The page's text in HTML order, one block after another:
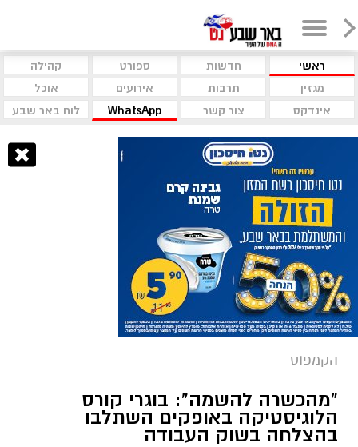
ראשי חדשות ספורט
קהילה
מגזין
תרבות אירועים
אוכל
אינדקס
צור קשר WhatsApp לוח באר שבע
הקמפוס
"מהכשרה להשמה": בוגרי קורס
הלוגיסטיקה באופקים השתלבו
בהצלחה בשוק העבודה